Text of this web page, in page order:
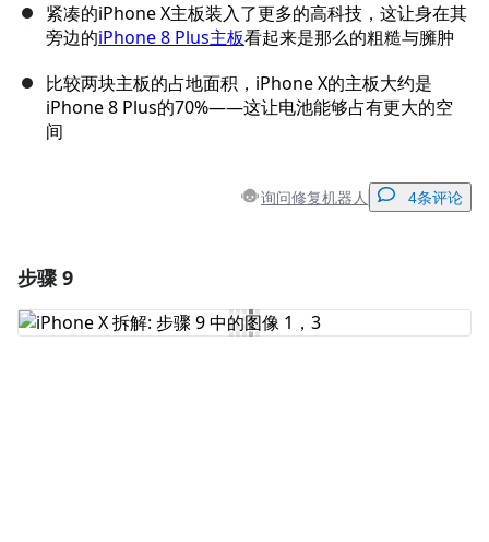
紧凑的iPhone X主板装入了更多的高科技，这让身在其
旁边的iPhone 8 Plus主板看起来是那么的粗糙与臃肿
比较两块主板的占地面积，iPhone X的主板大约是
iPhone 8 Plus的70%——这让电池能够占有更大的空
间
询问修复机器人 4条评论
添加评论
步骤 9